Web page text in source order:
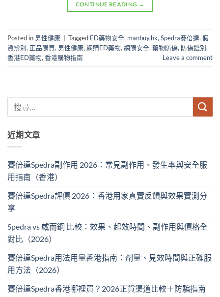
CONTINUE READING →
Posted in 男性健康 Tagged ED藥物安全, manbuy.hk,Spedra賽倍達,假
貨辨別, 正品購買, 男性健康,網購ED藥物,網購安全,藥物防偽, 防偽鑑別,
香港ED藥物,香港購物指南 Leave a comment
近期文章
賽倍達Spedra副作用 2026：常見副作用、發生率與安全服
用指南（香港）
賽倍達Spedra評價 2026：香港用家真實反饋與效果實測分
享
Spedra vs 威而鋼 比較：效果、起效時間、副作用與價格全
對比（2026）
賽倍達Spedra用法用量香港指南：劑量、見效時間與正確服
用方法（2026）
賽倍達Spedra香港哪裡買？2026正貨渠道比較＋防騙指南